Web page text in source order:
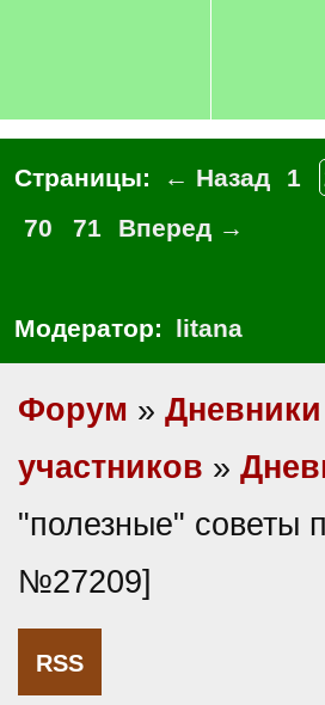
Страницы: ← Назад 1
70
71 Вперед →
Модератор: litana
Форум »
участников »
"полезные" советы
№27209]
RSS